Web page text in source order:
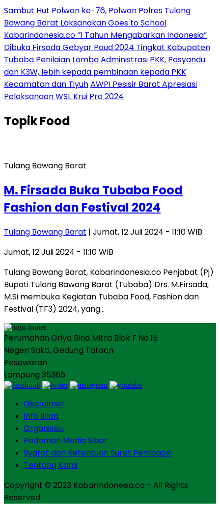
Sambut Hut Polwan ke-76, Polwan Polres Tulang
Bawang Barat Laksanakan Goes to School
Kabarindonesia.co “1 Tahun Mengabarkan Indonesia”
Dibuka Firsada Gebyar Paud 2024 Tingkat Kabupaten
Tubaba Penilaian Lomba Administrasi PKK, Posyandu
dan K3W, lebih kepada pembinaan kepada PKK
Kecamatan dan TiyuhAWPI Pesisir Barat Apresiasi
Pelaksanaan WSL Krui Pro 2024
TopikFood
Tulang Bawang Barat
M. Firsada Buka Tubaba Food
Fashion dan Festival 2024
Tulang Bawang Barat | Jumat, 12 Juli 2024 - 11:10 WIB
Jumat, 12 Juli 2024 - 11:10 WIB
Tulang Bawang Barat, Kabarindonesia.co Penjabat (Pj)
Bupati Tulang Bawang Barat (Tubaba) Drs. M.Firsada,
M.Si membuka Kegiatan Tubaba Food, Fashion dan
Festival (TF3) 2024, yang…
Perumahan Griya Bina Mitra Blok F No.15
Negeri Sakti, Gedung Tataan
Pesawaran
Lampung 35366
Disclaimer
Info Iklan
Organisasi
Pedoman Media Siber
Syarat dan Ketentuan Surat Pembaca
Tentang Kami
Copyright © 2023 KabarIndonesia.co - All Rights
Reserved